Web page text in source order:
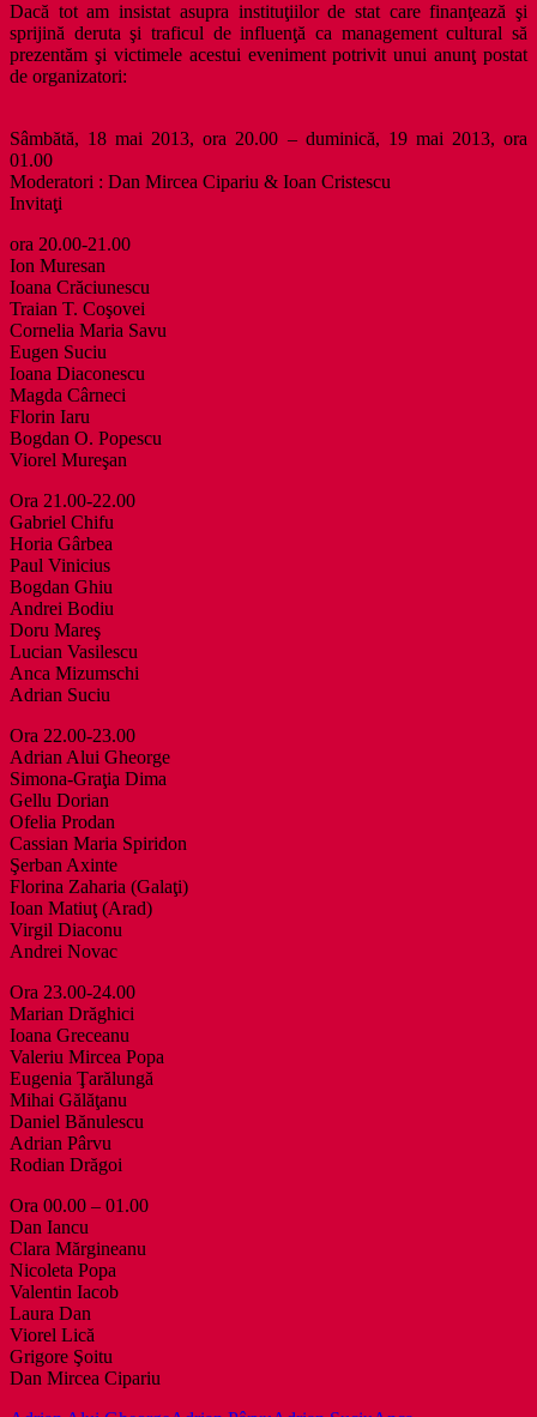
Dacă tot am insistat asupra instituţiilor de stat care finanţează şi
sprijină deruta şi traficul de influenţă ca management cultural să
prezentăm şi victimele acestui eveniment potrivit unui anunţ postat
de organizatori:
Sâmbătă, 18 mai 2013, ora 20.00 – duminică, 19 mai 2013, ora
01.00
Moderatori : Dan Mircea Cipariu & Ioan Cristescu
Invitaţi
ora 20.00-21.00
Ion Muresan
Ioana Crăciunescu
Traian T. Coşovei
Cornelia Maria Savu
Eugen Suciu
Ioana Diaconescu
Magda Cârneci
Florin Iaru
Bogdan O. Popescu
Viorel Mureşan
Ora 21.00-22.00
Gabriel Chifu
Horia Gârbea
Paul Vinicius
Bogdan Ghiu
Andrei Bodiu
Doru Mareş
Lucian Vasilescu
Anca Mizumschi
Adrian Suciu
Ora 22.00-23.00
Adrian Alui Gheorge
Simona-Graţia Dima
Gellu Dorian
Ofelia Prodan
Cassian Maria Spiridon
Şerban Axinte
Florina Zaharia (Galaţi)
Ioan Matiuţ (Arad)
Virgil Diaconu
Andrei Novac
Ora 23.00-24.00
Marian Drăghici
Ioana Greceanu
Valeriu Mircea Popa
Eugenia Ţarălungă
Mihai Gălăţanu
Daniel Bănulescu
Adrian Pârvu
Rodian Drăgoi
Ora 00.00 – 01.00
Dan Iancu
Clara Mărgineanu
Nicoleta Popa
Valentin Iacob
Laura Dan
Viorel Lică
Grigore Şoitu
Dan Mircea Cipariu